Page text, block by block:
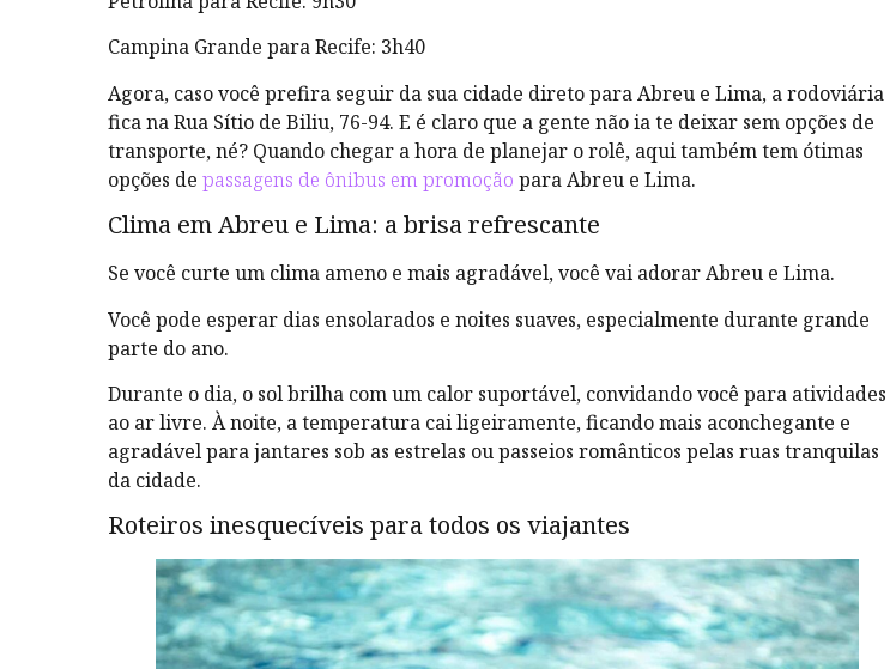
Campina Grande para Recife: 3h40
Agora, caso você prefira seguir da sua cidade direto para Abreu e Lima, a rodoviária
fica na Rua Sítio de Biliu, 76-94. E é claro que a gente não ia te deixar sem opções de
transporte, né? Quando chegar a hora de planejar o rolê, aqui também tem ótimas
opções de passagens de ônibus em promoção para Abreu e Lima.
Clima em Abreu e Lima: a brisa refrescante
Se você curte um clima ameno e mais agradável, você vai adorar Abreu e Lima.
Você pode esperar dias ensolarados e noites suaves, especialmente durante grande
parte do ano.
Durante o dia, o sol brilha com um calor suportável, convidando você para atividades
ao ar livre. À noite, a temperatura cai ligeiramente, ficando mais aconchegante e
agradável para jantares sob as estrelas ou passeios românticos pelas ruas tranquilas
da cidade.
Roteiros inesquecíveis para todos os viajantes